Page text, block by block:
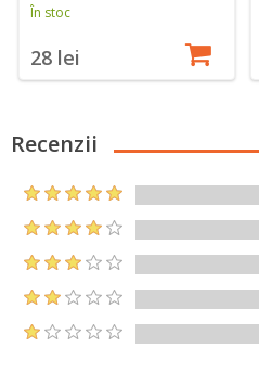
În stoc
28 lei
Recenzii